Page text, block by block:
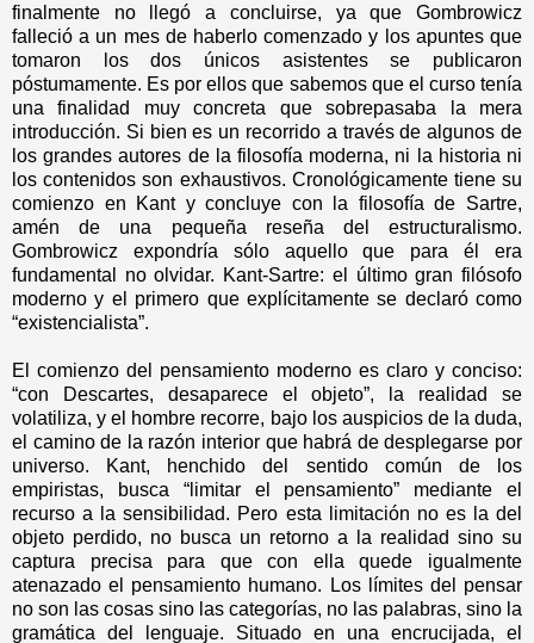
finalmente no llegó a concluirse, ya que Gombrowicz
falleció a un mes de haberlo comenzado y los apuntes que
tomaron los dos únicos asistentes se publicaron
póstumamente. Es por ellos que sabemos que el curso tenía
una finalidad muy concreta que sobrepasaba la mera
introducción. Si bien es un recorrido a través de algunos de
los grandes autores de la filosofía moderna, ni la historia ni
los contenidos son exhaustivos. Cronológicamente tiene su
comienzo en Kant y concluye con la filosofía de Sartre,
amén de una pequeña reseña del estructuralismo.
Gombrowicz expondría sólo aquello que para él era
fundamental no olvidar. Kant-Sartre: el último gran filósofo
moderno y el primero que explícitamente se declaró como
“existencialista”.
El comienzo del pensamiento moderno es claro y conciso:
“con Descartes, desaparece el objeto”, la realidad se
volatiliza, y el hombre recorre, bajo los auspicios de la duda,
el camino de la razón interior que habrá de desplegarse por
universo. Kant, henchido del sentido común de los
empiristas, busca “limitar el pensamiento” mediante el
recurso a la sensibilidad. Pero esta limitación no es la del
objeto perdido, no busca un retorno a la realidad sino su
captura precisa para que con ella quede igualmente
atenazado el pensamiento humano. Los límites del pensar
no son las cosas sino las categorías, no las palabras, sino la
gramática del lenguaje. Situado en una encrucijada, el